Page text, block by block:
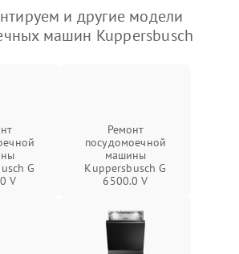
и другие модели
машин Kuppersbusch
G
V
Ремонт
посудомоечной
машины
Kuppersbusch G
6500.0 V